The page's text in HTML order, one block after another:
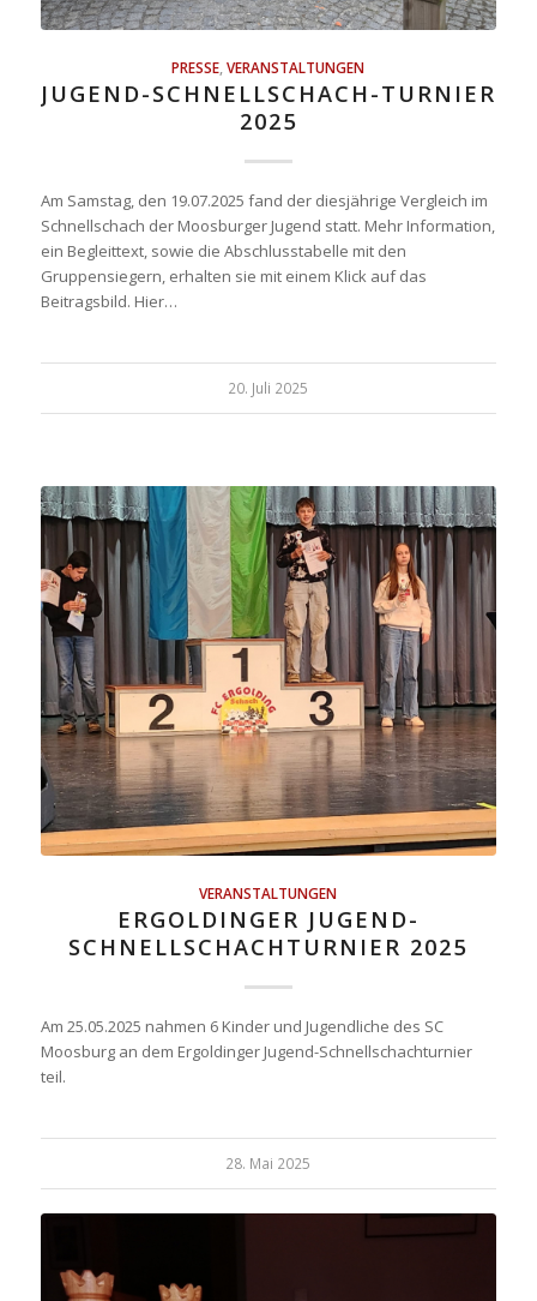
PRESSE ,VERANSTALTUNGEN
JUGEND-SCHNELLSCHACH-TURNIER
2025
Am Samstag, den 19.07.2025 fand der diesjährige Vergleich im
Schnellschach der Moosburger Jugend statt. Mehr Information,
ein Begleittext, sowie die Abschlusstabelle mit den
Gruppensiegern, erhalten sie mit einem Klick auf das
Beitragsbild. Hier…
20. Juli 2025
VERANSTALTUNGEN
ERGOLDINGER JUGEND-
SCHNELLSCHACHTURNIER 2025
Am 25.05.2025 nahmen 6 Kinder und Jugendliche des SC
Moosburg an dem Ergoldinger Jugend-Schnellschachturnier
teil.
28. Mai 2025